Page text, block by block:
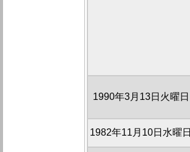
1990年3月13日火曜日
1982年11月10日水曜日